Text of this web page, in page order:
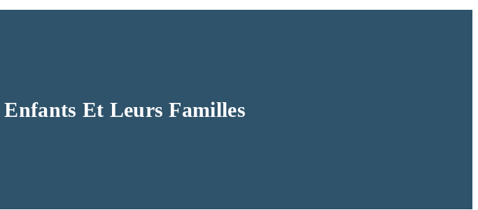
Et Leurs Familles